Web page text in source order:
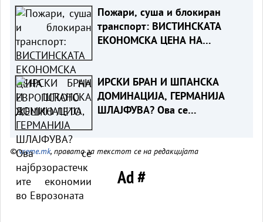
Пожари, суша и блокиран
транспорт: ВИСТИНСКАТА
ЕКОНОМСКА ЦЕНА НА
ИРСКИ БРАН И ШПАНСКА
ДОМИНАЦИЈА, ГЕРМАНИЈА
ШЛАЈФУВА? Ова се
©vreme.mk, правата за текстот се на редакцијата
Ad #